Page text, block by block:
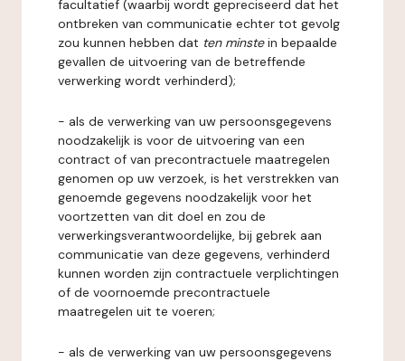
facultatief (waarbij wordt gepreciseerd dat het
ontbreken van communicatie echter tot gevolg
zou kunnen hebben dat ten minstein bepaalde
gevallen de uitvoering van de betreffende
verwerking wordt verhinderd);
- als de verwerking van uw persoonsgegevens
noodzakelijk is voor de uitvoering van een
contract of van precontractuele maatregelen
genomen op uw verzoek, is het verstrekken van
genoemde gegevens noodzakelijk voor het
voortzetten van dit doel en zou de
verwerkingsverantwoordelijke, bij gebrek aan
communicatie van deze gegevens, verhinderd
kunnen worden zijn contractuele verplichtingen
of de voornoemde precontractuele
maatregelen uit te voeren;
- als de verwerking van uw persoonsgegevens